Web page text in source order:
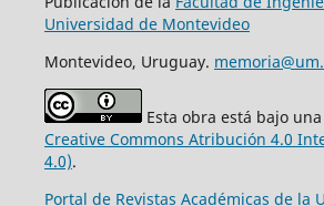
Universidad de Montevideo
Montevideo, Uruguay.
Esta obra está bajo
Creative Commons Atribución 4.0
4.0).
Portal de Revistas Académicas de la